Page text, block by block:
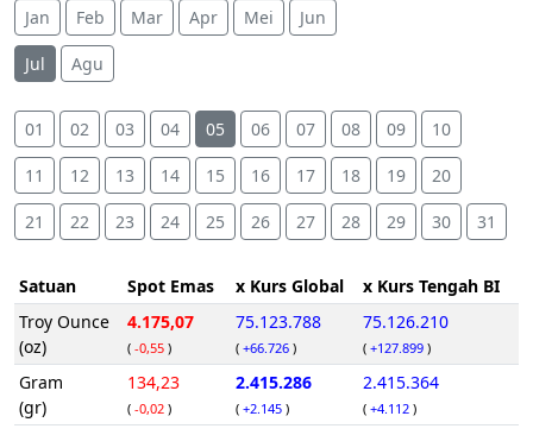
Jan Feb Mar Apr Mei Jun
Jul Agu
01 02 03 04 05 06 07 08 09 10
11 12 13 14 15 16 17 18 19 20
21 22 23 24 25 26 27 28 29 30 31
Satuan Spot Emas x Kurs Global
x Kurs Tengah BI
Troy Ounce
(oz)
4.175,07
( -0,55 )
75.123.788
( +66.726 )
75.126.210
( +127.899 )
Gram
(gr)
134,23
( -0,02 )
2.415.286
( +2.145 )
2.415.364
( +4.112 )